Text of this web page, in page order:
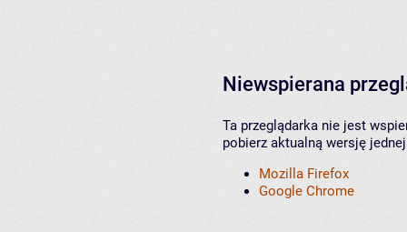
Niewspierana
Ta przeglądarka nie jest
pobierz aktualną wersję
Mozilla Firefox
Google Chrome